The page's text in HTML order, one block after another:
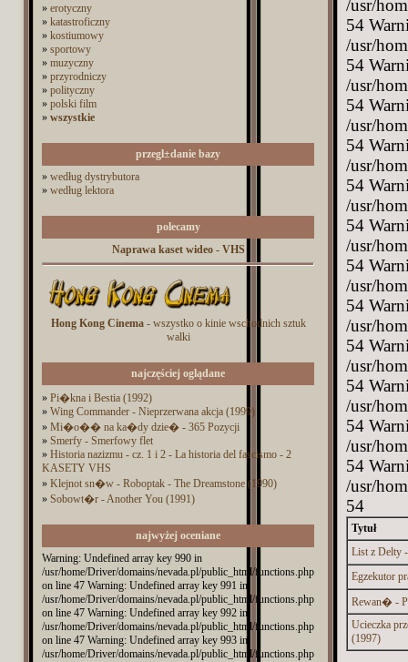
» erotyczny
» katastroficzny
» kostiumowy
» sportowy
» muzyczny
» przyrodniczy
» polityczny
» polski film
» wszystkie
przegl±danie bazy
» według dystrybutora
» według lektora
polecamy
Naprawa kaset wideo - VHS
Hong Kong Cinema- wszystko o kinie wschodnich sztuk
walki
najczęściej oglądane
» Pi�kna i Bestia (1992)
» Wing Commander - Nieprzerwana akcja (1999)
» Mi�o�� na ka�dy dzie� - 365 Pozycji
» Smerfy - Smerfowy flet
» Historia nazizmu - cz. 1 i 2 - La historia del fascismo - 2
KASETY VHS
» Klejnot sn�w - Roboptak - The Dreamstone (1990)
» Sobowt�r - Another You (1991)
najwyżej oceniane
Warning: Undefined array key 990 in
/usr/home/Driver/domains/nevada.pl/public_html/functions.php
on line 47 Warning: Undefined array key 991 in
/usr/home/Driver/domains/nevada.pl/public_html/functions.php
on line 47 Warning: Undefined array key 992 in
/usr/home/Driver/domains/nevada.pl/public_html/functions.php
on line 47 Warning: Undefined array key 993 in
/usr/home/Driver/domains/nevada.pl/public_html/functions.php
/usr/
54
/usr/
54
/usr/
54
/usr/
54
/usr/
54
/usr/
54
/usr/
54
/usr/
54
/usr/
54
/usr/
54
/usr/
54
/usr/
54
/usr/
54
Tytuł
List z Delty
Egzekutor
Rewan� -
Ucieczka
(1997)